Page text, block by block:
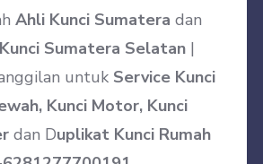
Ahli Kunci Sumatera dan
Sumatera Selatan|
untuk Service Kunci
Kunci Motor, Kunci
dan Duplikat Kunci Rumah